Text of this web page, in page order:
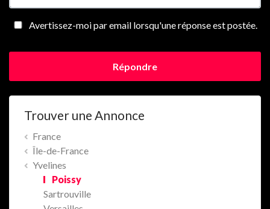
Avertissez-moi par email lorsqu'une réponse est postée.
Répondre
Trouver une Annonce
France
Île-de-France
Yvelines
Poissy
Sartrouville